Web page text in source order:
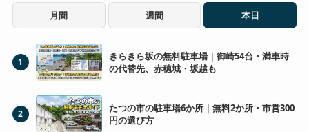
月間 週間 本日
1
きらきら坂の無料駐車場｜御崎54台・満車時
の代替先、赤穂城・坂越も
2
たつの市の駐車場6か所｜無料2か所・市営300
円の選び方